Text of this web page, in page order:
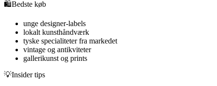
🛍️Bedste køb
unge designer-labels
lokalt kunsthåndværk
tyske specialiteter fra markedet
vintage og antikviteter
gallerikunst og prints
💡Insider tips